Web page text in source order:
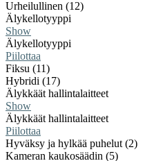
Urheilullinen (12)
Älykellotyyppi
Show
Älykellotyyppi
Piilottaa
Fiksu (11)
Hybridi (17)
Älykkäät hallintalaitteet
Show
Älykkäät hallintalaitteet
Piilottaa
Hyväksy ja hylkää puhelut (2)
Kameran kaukosäädin (5)